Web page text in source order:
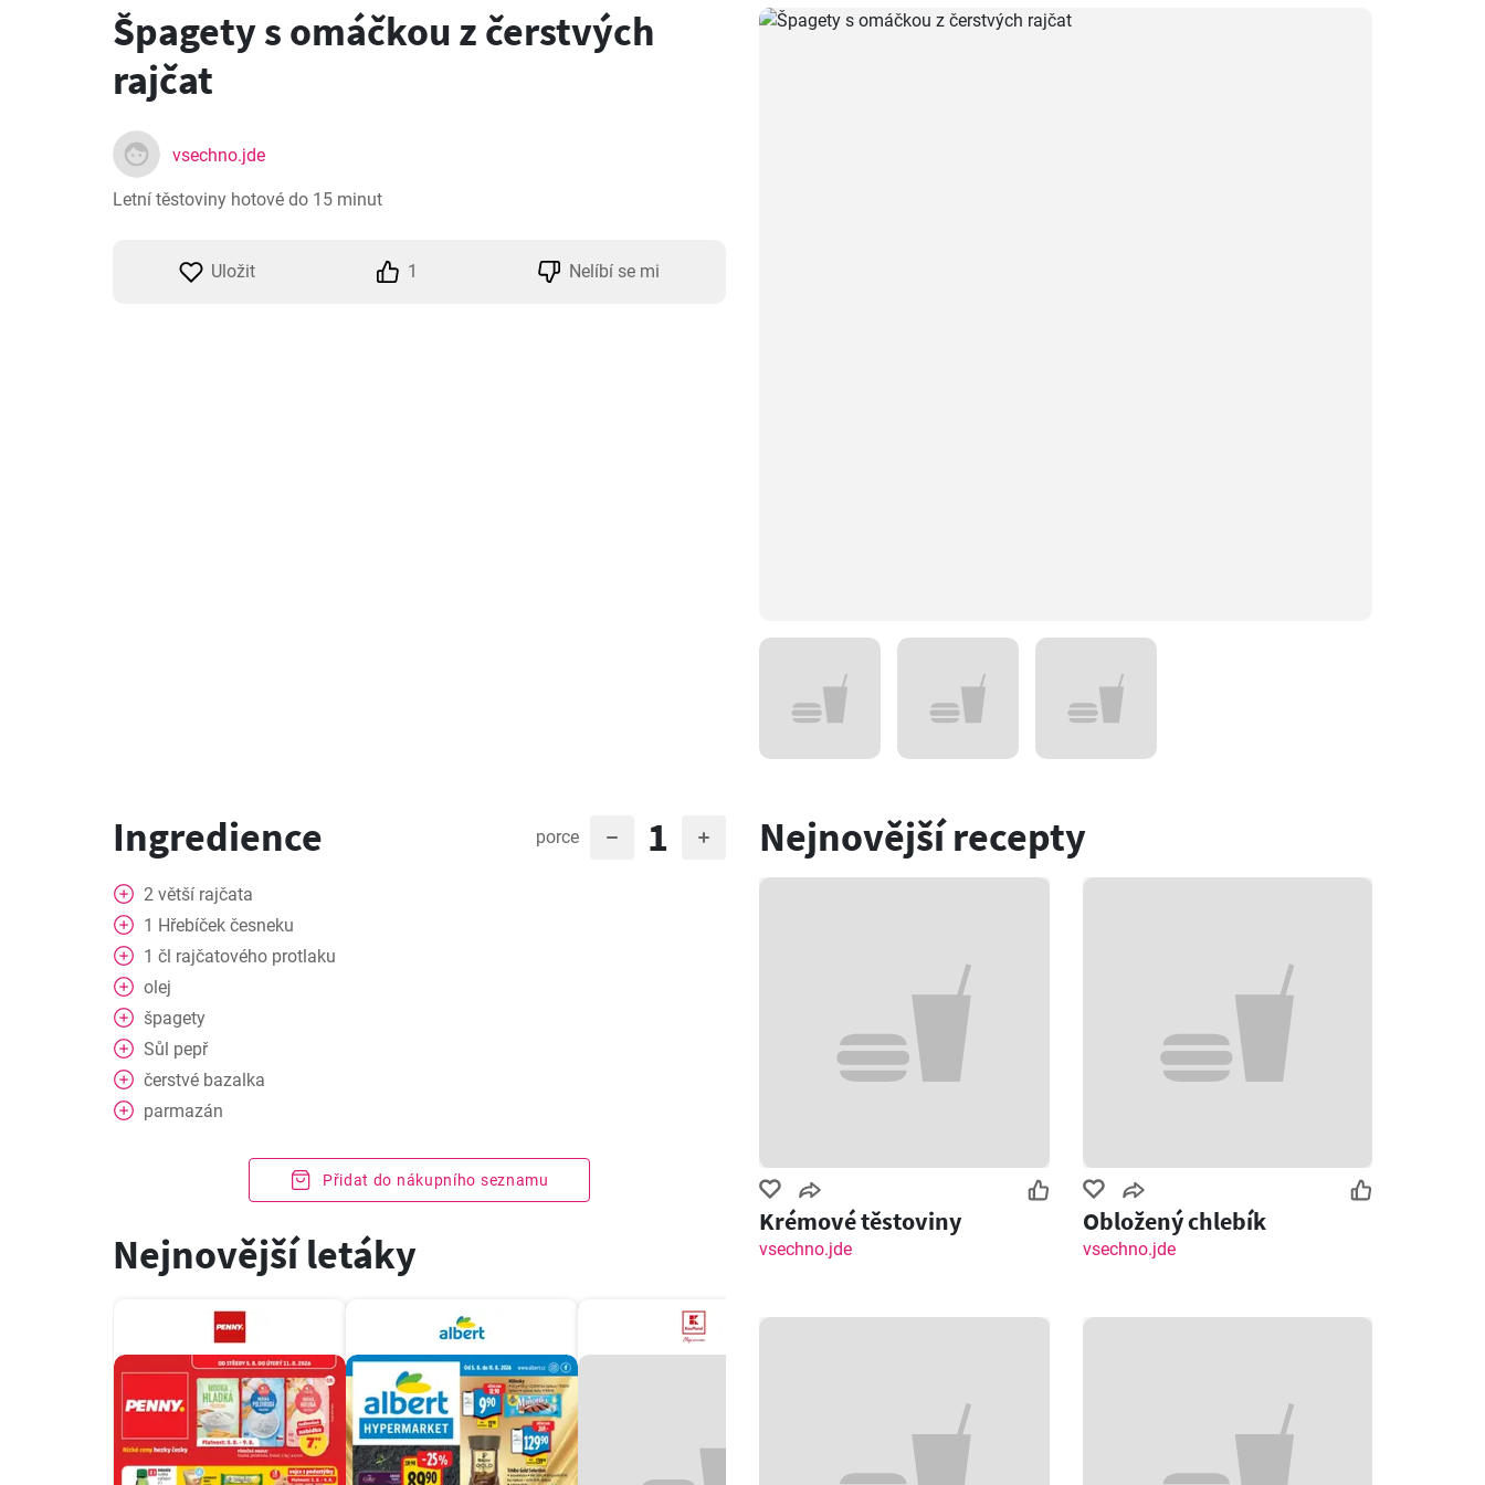
Špagety s omáčkou z čerstvých
rajčat
vsechno.jde
Letní těstoviny hotové do 15 minut
Uložit 1 Nelíbí se mi
Ingredience porce 1
2 větší rajčata
1 Hřebíček česneku
1 čl rajčatového protlaku
olej
špagety
Sůl pepř
čerstvé bazalka
parmazán
Přidat do nákupního seznamu
Nejnovější letáky
Nejnovější recepty
Krémové těstoviny
vsechno.jde
Obložený chlebík
vsechno.jde